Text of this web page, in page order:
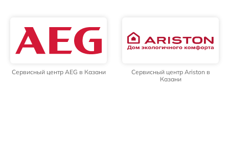
Сервисный центр AEG в Казани
Сервисный центр Ariston в
Казани